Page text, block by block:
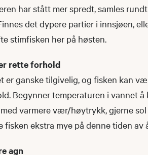
har stått mer spredt, samles
det dypere partier i innsjøen,
stimfisken her på høsten.
rette forhold
er ganske tilgivelig, og fisken kan
Begynner temperaturen i vannet
varmere vær/høytrykk, gjerne
fisken ekstra mye på denne tiden av
agn